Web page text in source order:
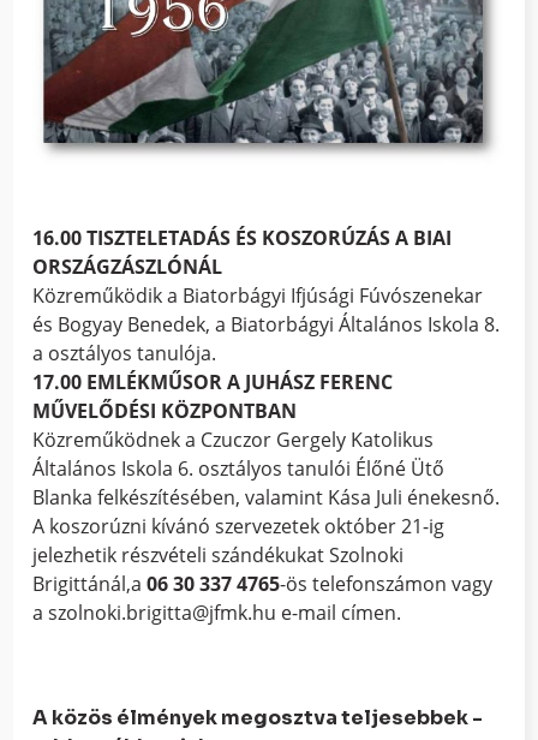
16.00 TISZTELETADÁS ÉS KOSZORÚZÁS A BIAI
ORSZÁGZÁSZLÓNÁL
Közreműködik a Biatorbágyi Ifjúsági Fúvószenekar
és Bogyay Benedek, a Biatorbágyi Általános Iskola 8.
a osztályos tanulója.
17.00 EMLÉKMŰSOR A JUHÁSZ FERENC
MŰVELŐDÉSI KÖZPONTBAN
Közreműködnek a Czuczor Gergely Katolikus
Általános Iskola 6. osztályos tanulói Élőné Ütő
Blanka felkészítésében, valamint Kása Juli énekesnő.
A koszorúzni kívánó szervezetek október 21-ig
jelezhetik részvételi szándékukat Szolnoki
Brigittánál,a06 30 337 4765-ös telefonszámon vagy
a szolnoki.brigitta@jfmk.hu e-mail címen.
A közös élmények megosztva teljesebbek -